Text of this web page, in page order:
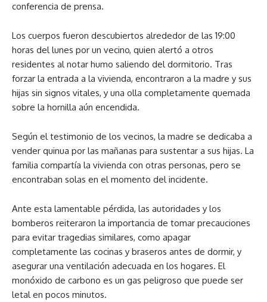
conferencia de prensa.
Los cuerpos fueron descubiertos alrededor de las 19:00
horas del lunes por un vecino, quien alertó a otros
residentes al notar humo saliendo del dormitorio. Tras
forzar la entrada a la vivienda, encontraron a la madre y sus
hijas sin signos vitales, y una olla completamente quemada
sobre la hornilla aún encendida.
Según el testimonio de los vecinos, la madre se dedicaba a
vender quinua por las mañanas para sustentar a sus hijas. La
familia compartía la vivienda con otras personas, pero se
encontraban solas en el momento del incidente.
Ante esta lamentable pérdida, las autoridades y los
bomberos reiteraron la importancia de tomar precauciones
para evitar tragedias similares, como apagar
completamente las cocinas y braseros antes de dormir, y
asegurar una ventilación adecuada en los hogares. El
monóxido de carbono es un gas peligroso que puede ser
letal en pocos minutos.